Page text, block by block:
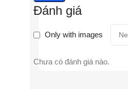
Đánh giá
Only with images
Chưa có đánh giá nào.